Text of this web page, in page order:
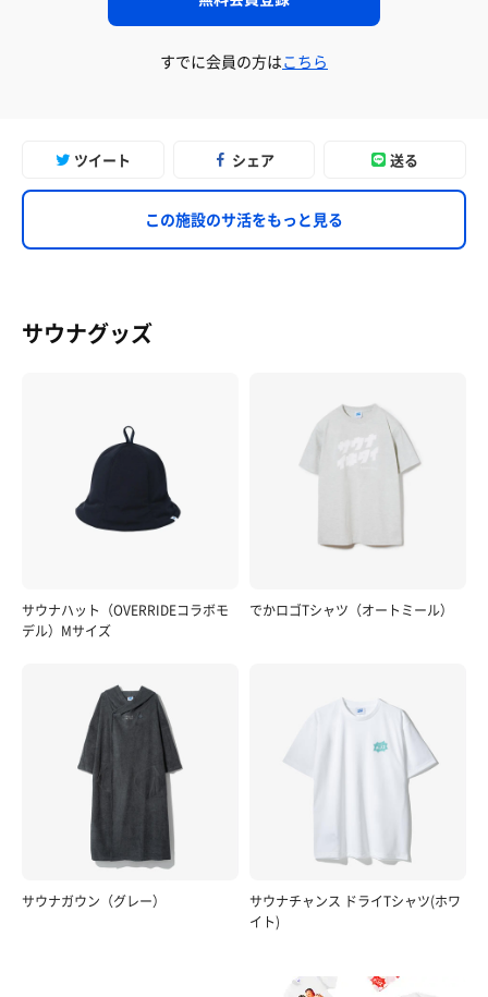
すでに会員の方はこちら
ツイート シェア 送る
この施設のサ活をもっと見る
サウナグッズ
サウナハット（OVERRIDEコラボモ
デル）Mサイズ
でかロゴTシャツ（オートミール）
サウナガウン（グレー）
サウナチャンス ドライTシャツ(ホワ
イト)